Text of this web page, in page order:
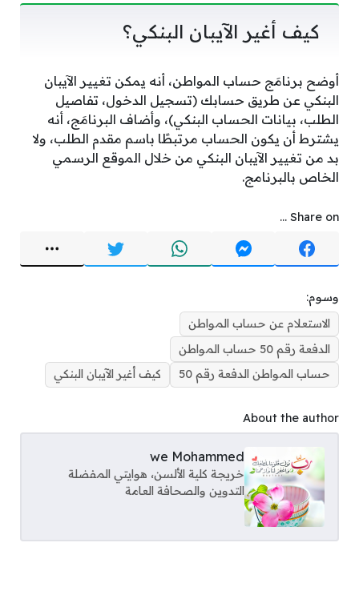
كيف أغير الآيبان البنكي؟
البنكي عن طريق حسابك (تسجيل الدخول، تفاصيل
الطلب، ⁦بيانات⁩ الحساب البنكي)، وأضاف البرنامَج، أنه
يشترط أن يكون الحساب مرتبطًا باسم مقدم الطلب، ولا
بد من تغيير الآيبان البنكي من خلال الموقع الرسمي
الخاص بالبرنامج.
Share on ...
وسوم:
الاستعلام عن حساب المواطن
الدفعة رقم 50 حساب المواطن
حساب المواطن الدفعة رقم 50
كيف أغير الآيبان البنكي
About the author
we Mohammed
خريجة كلية الألسن، هوايتي المفضلة
التدوين والصحافة العامة